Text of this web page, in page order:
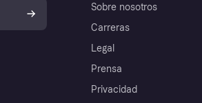
Sobre nosotros
Carreras
Legal
Prensa
Privacidad